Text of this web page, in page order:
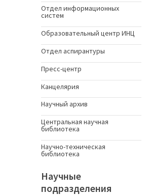
Отдел информационных
систем
Образовательный центр ИНЦ
Отдел аспирантуры
Пресс-центр
Канцелярия
Научный архив
Центральная научная
библиотека
Научно-техническая
библиотека
Научные
подразделения